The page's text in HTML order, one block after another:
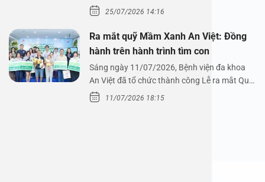
xoang cùng PGS.…
25/07/2026 14:16
Ra mắt quỹ Mầm Xanh An Việt: Đồng
hành trên hành trình tìm con
Sáng ngày 11/07/2026, Bệnh viện đa khoa
An Việt đã tổ chức thành công Lễ ra mắt Quỹ
Mầm Xanh…
11/07/2026 18:15